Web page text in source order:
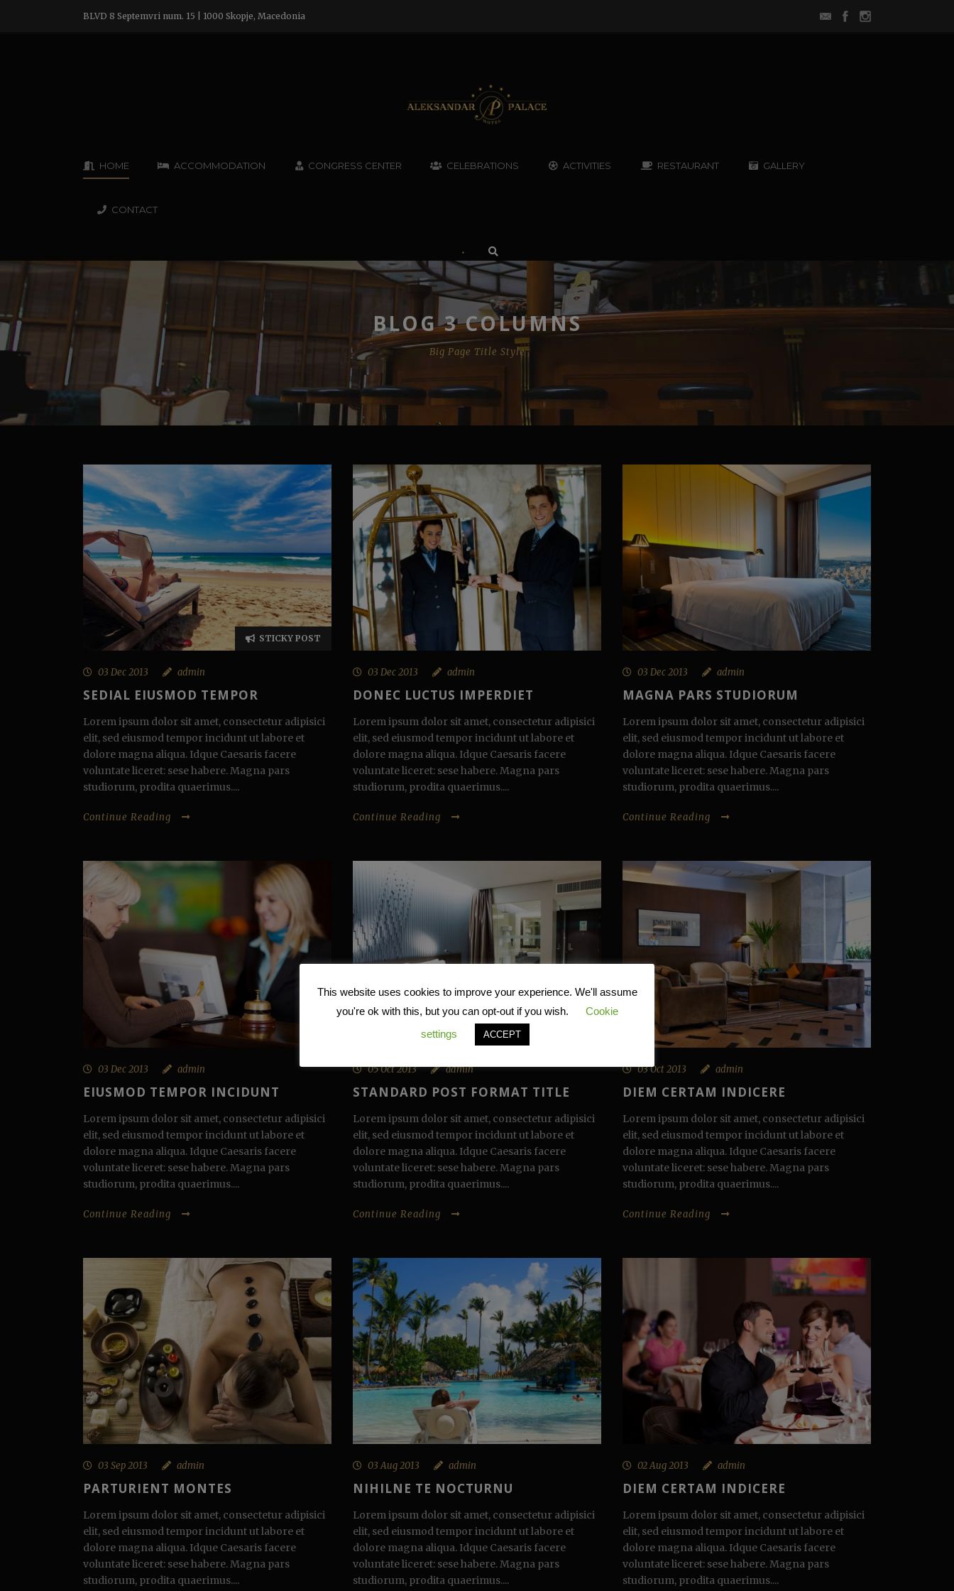
BLVD 8 Septemvri num. 15 | 1000 Skopje, Macedonia
HOME ACCOMMODATION CONGRESS CENTER CELEBRATIONS ACTIVITIES RESTAURANT GALLERY
CONTACT
•
BLOG 3 COLUMNS
Big Page Title Style
STICKY POST
03 Dec 2013 admin
SEDIAL EIUSMOD TEMPOR
Lorem ipsum dolor sit amet, consectetur adipisici
elit, sed eiusmod tempor incidunt ut labore et
dolore magna aliqua. Idque Caesaris facere
voluntate liceret: sese habere. Magna pars
studiorum, prodita quaerimus....
Continue Reading
03 Dec 2013 admin
DONEC LUCTUS IMPERDIET
Lorem ipsum dolor sit amet, consectetur adipisici
elit, sed eiusmod tempor incidunt ut labore et
dolore magna aliqua. Idque Caesaris facere
voluntate liceret: sese habere. Magna pars
studiorum, prodita quaerimus....
Continue Reading
03 Dec 2013 admin
MAGNA PARS STUDIORUM
Lorem ipsum dolor sit amet, consectetur adipisici
elit, sed eiusmod tempor incidunt ut labore et
dolore magna aliqua. Idque Caesaris facere
voluntate liceret: sese habere. Magna pars
studiorum, prodita quaerimus....
Continue Reading
03 Dec 2013 admin
EIUSMOD TEMPOR INCIDUNT
Lorem ipsum dolor sit amet, consectetur adipisici
elit, sed eiusmod tempor incidunt ut labore et
dolore magna aliqua. Idque Caesaris facere
voluntate liceret: sese habere. Magna pars
studiorum, prodita quaerimus....
Continue Reading
05 Oct 2013 admin
STANDARD POST FORMAT TITLE
Lorem ipsum dolor sit amet, consectetur adipisici
elit, sed eiusmod tempor incidunt ut labore et
dolore magna aliqua. Idque Caesaris facere
voluntate liceret: sese habere. Magna pars
studiorum, prodita quaerimus....
Continue Reading
03 Oct 2013 admin
DIEM CERTAM INDICERE
Lorem ipsum dolor sit amet, consectetur adipisici
elit, sed eiusmod tempor incidunt ut labore et
dolore magna aliqua. Idque Caesaris facere
voluntate liceret: sese habere. Magna pars
studiorum, prodita quaerimus....
Continue Reading
03 Sep 2013 admin
PARTURIENT MONTES
Lorem ipsum dolor sit amet, consectetur adipisici
elit, sed eiusmod tempor incidunt ut labore et
dolore magna aliqua. Idque Caesaris facere
voluntate liceret: sese habere. Magna pars
studiorum, prodita quaerimus....
03 Aug 2013 admin
NIHILNE TE NOCTURNU
Lorem ipsum dolor sit amet, consectetur adipisici
elit, sed eiusmod tempor incidunt ut labore et
dolore magna aliqua. Idque Caesaris facere
voluntate liceret: sese habere. Magna pars
studiorum, prodita quaerimus....
02 Aug 2013 admin
DIEM CERTAM INDICERE
Lorem ipsum dolor sit amet, consectetur adipisici
elit, sed eiusmod tempor incidunt ut labore et
dolore magna aliqua. Idque Caesaris facere
voluntate liceret: sese habere. Magna pars
studiorum, prodita quaerimus....
This website uses cookies to improve your experience. We'll assume
you're ok with this, but you can opt-out if you wish.
Cookie
settings
ACCEPT